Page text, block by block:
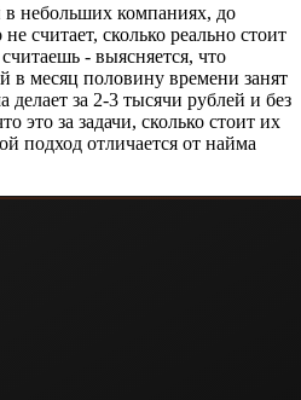
небольших компаниях, до
считает, сколько реально стоит
- выясняется, что
в месяц половину времени занят
за 2-3 тысячи рублей и без
это за задачи, сколько стоит их
подход отличается от найма